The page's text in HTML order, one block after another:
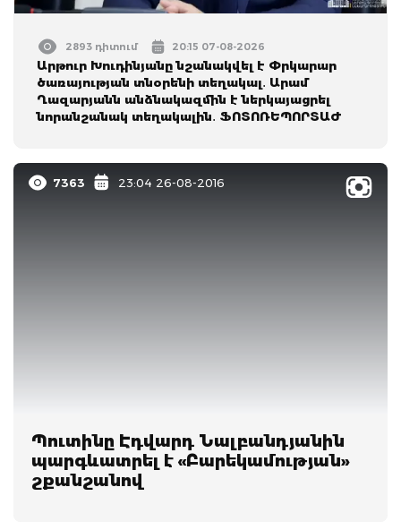
2893 դիտում 20:15 07-08-2026
Արթուր Խուդինյանը նշանակվել է Փրկարար
ծառայության տնօրենի տեղակալ․ Արամ
Ղազարյանն անձնակազմին է ներկայացրել
նորանշանակ տեղակալին․ ՖՈՏՈՌԵՊՈՐՏԱԺ
7363 23:04 26-08-2016
Պուտինը Էդվարդ Նալբանդյանին
պարգևատրել է «Բարեկամության»
շքանշանով